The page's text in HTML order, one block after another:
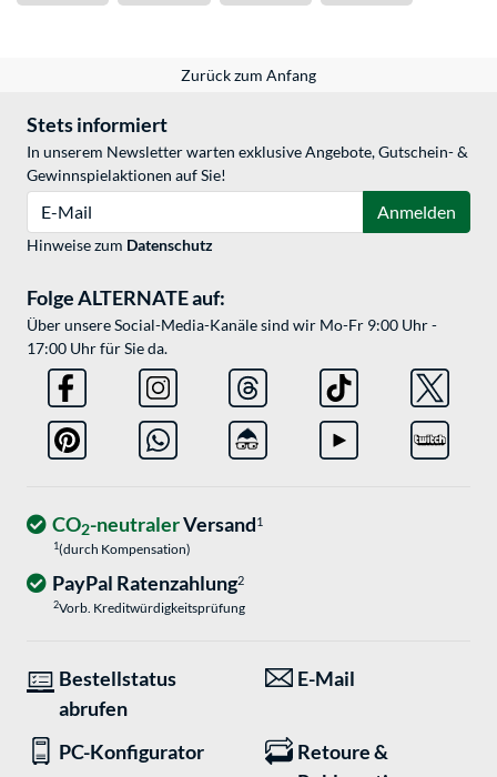
Zurück zum Anfang
Stets informiert
In unserem Newsletter warten exklusive Angebote, Gutschein- &
Gewinnspielaktionen auf Sie!
Anmelden
Hinweise zum Datenschutz
Folge ALTERNATE auf:
Über unsere Social-Media-Kanäle sind wir Mo-Fr 9:00 Uhr -
17:00 Uhr für Sie da.
CO2-neutralerVersand1
1(durch Kompensation)
PayPal Ratenzahlung2
2Vorb. Kreditwürdigkeitsprüfung
Bestellstatus
abrufen
E-Mail
PC-Konfigurator
Retoure &